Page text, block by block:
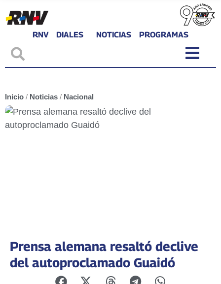
RNV DIALES NOTICIAS PROGRAMAS
Inicio / Noticias / Nacional
Prensa alemana resaltó declive
del autoproclamado Guaidó